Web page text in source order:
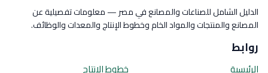
الدليل الشامل للصناعات والمصانع في مصر — معلومات تفصيلية عن
المصانع والمنتجات والمواد الخام وخطوط الإنتاج والمعدات والوظائف.
روابط
الرئيسية خطوط الإنتاج